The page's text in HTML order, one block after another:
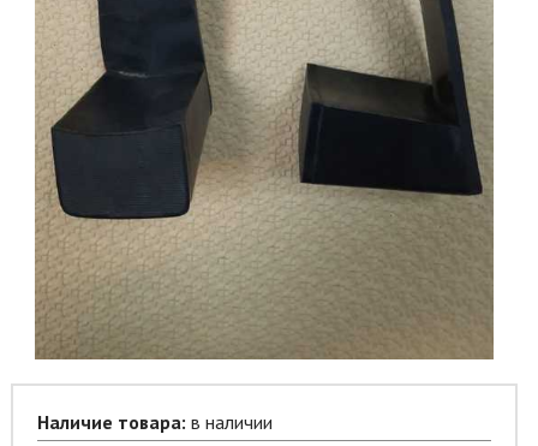
Наличие товара: в наличии